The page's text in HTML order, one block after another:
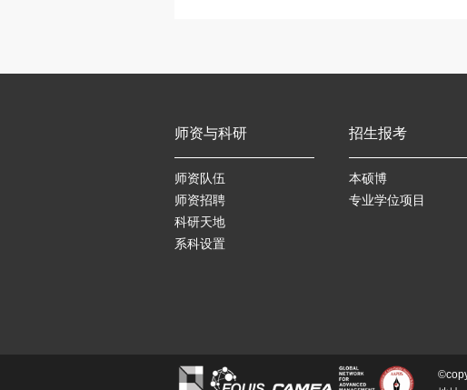
师资与科研
师资队伍
师资招聘
科研天地
系科设置
招生报考
本硕博
专业学位项目